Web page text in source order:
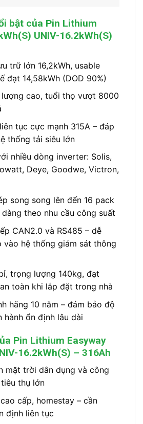
bật của Pin Lithium
UNIV-16.2kWh(S)
trữ lớn 16,2kWh, usable
đạt 14,58kWh (DOD 90%)
lượng cao, tuổi thọ vượt 8000
tục cực mạnh 315A – đáp
thống tải siêu lớn
nhiều dòng inverter: Solis,
Deye, Goodwe, Victron,
song song lên đến 16 pack
theo nhu cầu công suất
CAN2.0 và RS485 – dễ
vào hệ thống giám sát thông
trọng lượng 140kg, đạt
toàn khi lắp đặt trong nhà
hãng 10 năm – đảm bảo độ
hành ổn định lâu dài
Pin Lithium Easyway
16.2kWh(S) – 316Ah
mặt trời dân dụng và công
thụ lớn
cấp, homestay – cần
định liên tục